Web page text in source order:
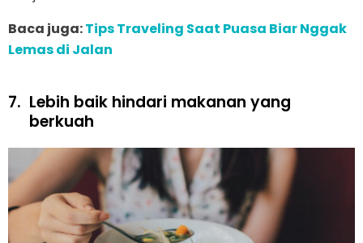
Baca juga:Tips Traveling Saat Puasa Biar Nggak
Lemas di Jalan
7. Lebih baik hindari makanan yang
berkuah